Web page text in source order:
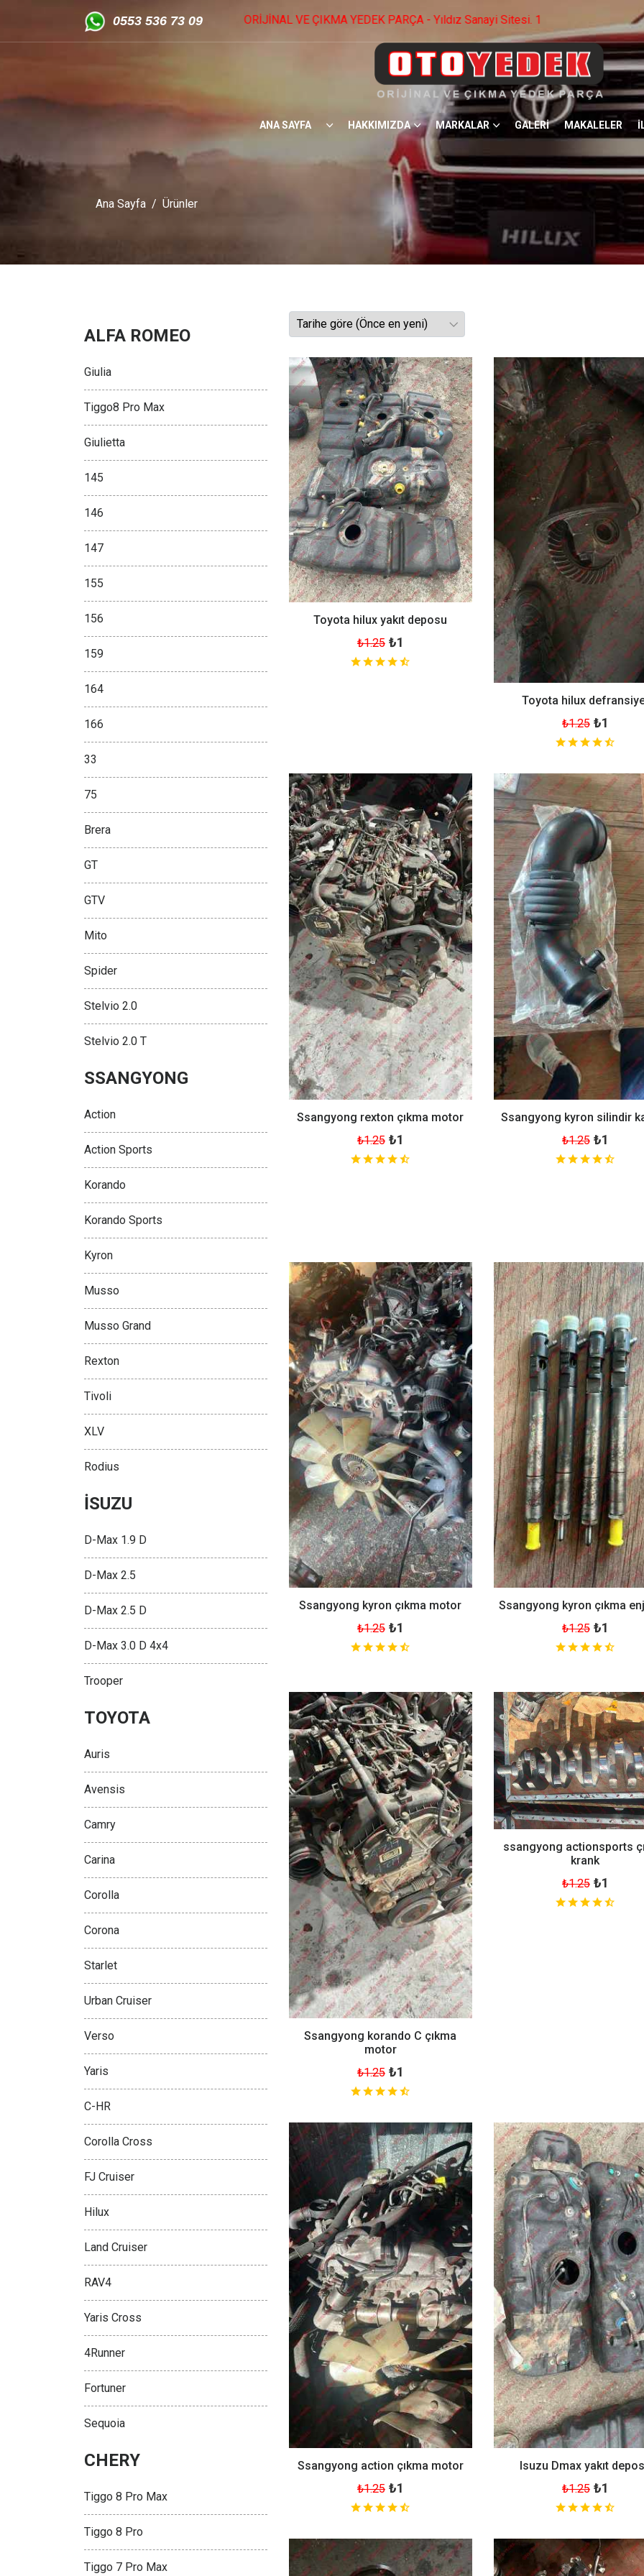
0553 536 73 09
TOYOTA - ISUZU ORİJİNAL VE ÇIKMA YEDEK PARÇA - Yıldız Sanayi Sitesi. 1574.Cad No: 22 Ostim / ANKARA -0 553 536 73
ANA SAYFA HAKKIMIZDA MARKALAR GALERİ MAKALELER
Ana Sayfa Ürünler
Toyota hilux yakıt deposu
₺1.25 ₺1
Toyota hilux
₺1.25 ₺1
Ssangyong rexton çıkma motor
₺1.25 ₺1
Ssangyong kyron silindir
₺1.25 ₺1
Ssangyong kyron çıkma motor
₺1.25 ₺1
Ssangyong kyron çıkma
₺1.25 ₺1
Ssangyong korando C çıkma
motor
₺1.25 ₺1
ssangyong actionsports
krank
₺1.25 ₺1
Ssangyong action çıkma motor
₺1.25 ₺1
Isuzu Dmax yakıt
₺1.25 ₺1
ALFA ROMEO
Giulia
Tiggo8 Pro Max
Giulietta
145
146
147
155
156
159
164
166
33
75
Brera
GT
GTV
Mito
Spider
Stelvio 2.0
Stelvio 2.0 T
SSANGYONG
Action
Action Sports
Korando
Korando Sports
Kyron
Musso
Musso Grand
Rexton
Tivoli
XLV
Rodius
İSUZU
D-Max 1.9 D
D-Max 2.5
D-Max 2.5 D
D-Max 3.0 D 4x4
Trooper
TOYOTA
Auris
Avensis
Camry
Carina
Corolla
Corona
Starlet
Urban Cruiser
Verso
Yaris
C-HR
Corolla Cross
FJ Cruiser
Hilux
Land Cruiser
RAV4
Yaris Cross
4Runner
Fortuner
Sequoia
CHERY
Tiggo 8 Pro Max
Tiggo 8 Pro
Tiggo 7 Pro Max